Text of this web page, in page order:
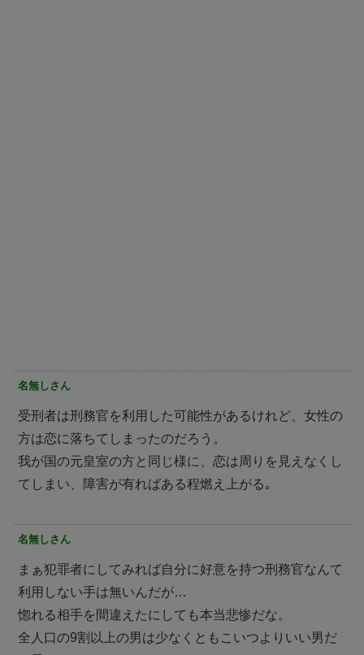
名無しさん
受刑者は刑務官を利用した可能性があるけれど、女性の
方は恋に落ちてしまったのだろう。
我が国の元皇室の方と同じ様に、恋は周りを見えなくし
てしまい、障害が有ればある程燃え上がる｡
名無しさん
まぁ犯罪者にしてみれば自分に好意を持つ刑務官なんて
利用しない手は無いんだが…
惚れる相手を間違えたにしても本当悲惨だな。
全人口の9割以上の男は少なくともこいつよりいい男だ